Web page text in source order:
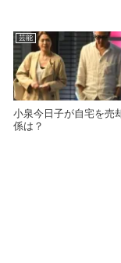
芸能
小泉今日子が自宅を売
係は？